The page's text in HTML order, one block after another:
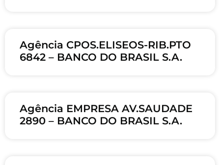
Agência CPOS.ELISEOS-RIB.PTO
6842 – BANCO DO BRASIL S.A.
Agência EMPRESA AV.SAUDADE
2890 – BANCO DO BRASIL S.A.